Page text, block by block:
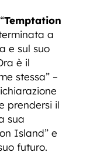
Temptation
a
e sul suo
è il
stessa” –
prendersi il
sua
Island” e
futuro.